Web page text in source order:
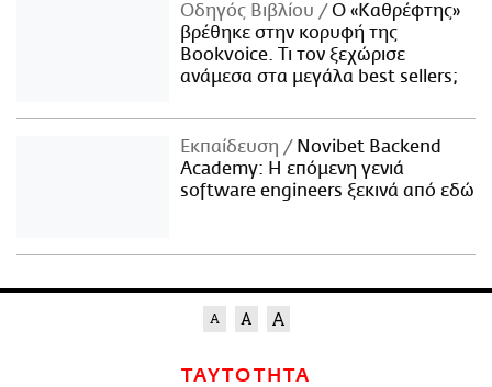
Οδηγός Βιβλίου
Ο «Καθρέφτης»
βρέθηκε στην κορυφή της
Bookvoice. Τι τον ξεχώρισε
ανάμεσα στα μεγάλα best sellers;
Εκπαίδευση
Novibet Backend
Academy: Η επόμενη γενιά
software engineers ξεκινά από εδώ
ΤΑΥΤΟΤΗΤΑ